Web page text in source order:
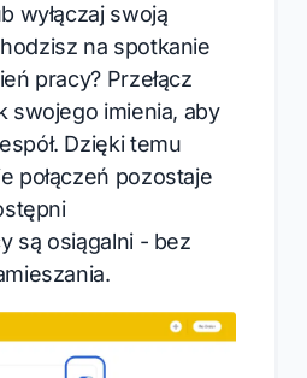
wyłączaj swoją
na spotkanie
pracy? Przełącz
swojego imienia, aby
Dzięki temu
połączeń pozostaje
są osiągalni - bez